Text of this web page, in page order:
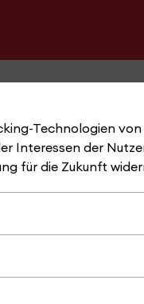
Technologien
Interessen der
für die Zukunft